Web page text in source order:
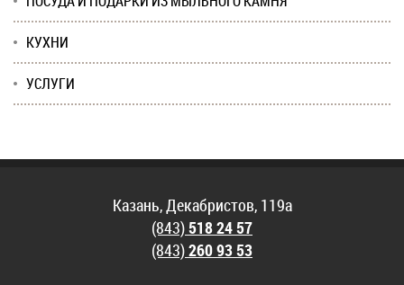
КУХНИ
УСЛУГИ
Казань, Декабристов, 119а
(843)518 24 57
(843)260 93 53